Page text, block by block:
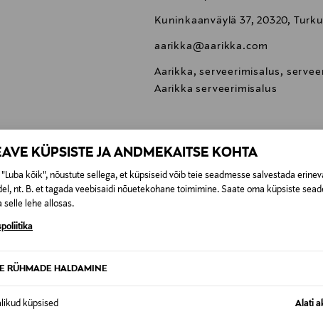
KÜPSISTE JA ANDMEKAITSE KOHTA
kõik", nõustute sellega, et küpsiseid võib teie seadmesse salvestada
nt. B. et tagada veebisaidi nõuetekohane toimimine. Saate oma küpsiste
selle lehe allosas.
RÜHMADE HALDAMINE
küpsised Alati
Kuninkaanväylä 37, 20320,
aarikka@aarikka.com
Aarikka, serveerimisalus,
Aarikka serveerimisalus
0,00 €
KA